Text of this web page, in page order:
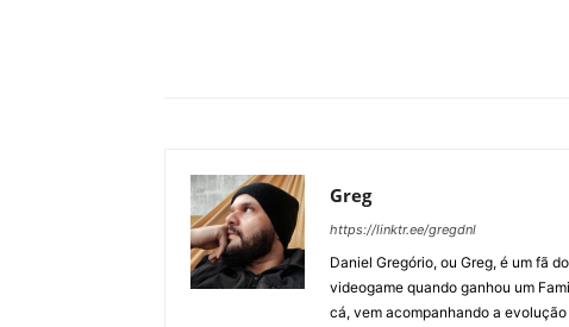
Greg
https://linktr.ee/gregdnl
Daniel Gregório, ou Greg, é um fã
videogame quando ganhou um
cá, vem acompanhando a